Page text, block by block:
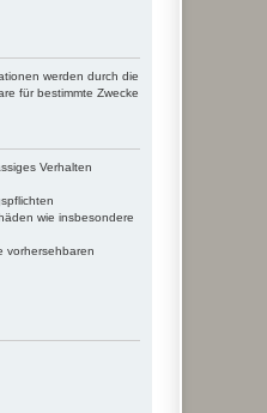
werden durch die
für bestimmte Zwecke
Verhalten
wie insbesondere
vorhersehbaren